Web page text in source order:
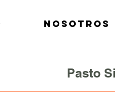
NOSOTROS
Pasto